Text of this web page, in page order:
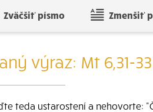
Zväčšiť písmo Zmenšiť
výraz: Mt 6,31-33
teda ustarostení a nehovorte: